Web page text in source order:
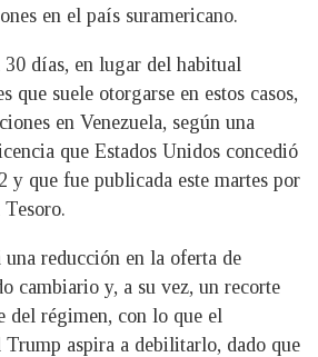
en el país suramericano.
días, en lugar del habitual
que suele otorgarse en estos casos,
en Venezuela, según una
que Estados Unidos concedió
y que fue publicada este martes por
reducción en la oferta de
cambiario y, a su vez, un recorte
del régimen, con lo que el
aspira a debilitarlo, dado que